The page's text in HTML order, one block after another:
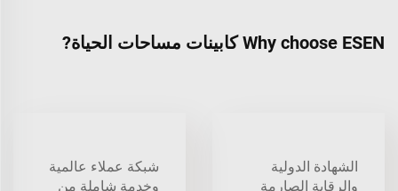
Why choose ESEN كابينات مساحات الحياة?
الشهادة الدولية
والرقابة الصارمة
شبكة عملاء عالمية
وخدمة شاملة من